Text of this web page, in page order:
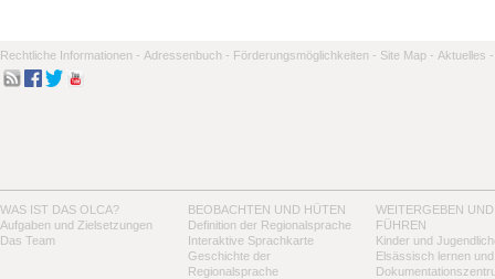
Rechtliche Informationen - Adressenbuch - Förderungsmöglichkeiten - Site Map - Aktuelles -
WAS IST DAS OLCA?
Aufgaben und Zielsetzungen
Das Team
BEOBACHTEN UND HÜTEN
Definition der Regionalsprache
Interaktive Sprachkarte
Geschichte der
Regionalsprache
WEITERGEBEN UND
FÜHREN
Kinder und
Elsässisch lernen